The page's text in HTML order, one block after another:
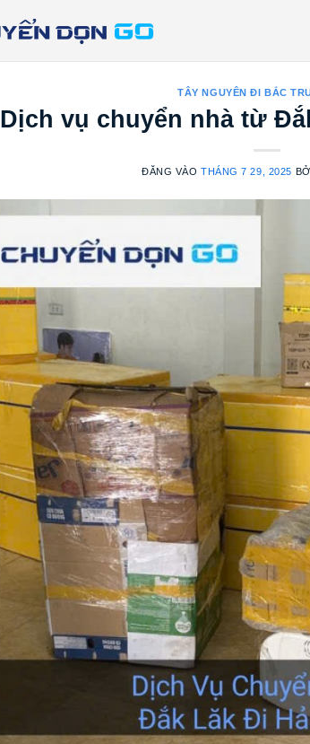
TÂY NGUYÊN ĐI BẮC
Dịch vụ chuyển nhà từ
ĐĂNG VÀOTHÁNG 7 29, 2025